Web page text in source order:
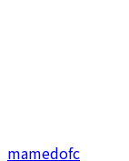
mamedofc